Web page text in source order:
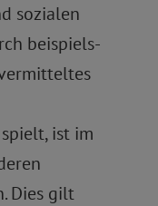
sozialen
beispiels-
ist im
Dies gilt